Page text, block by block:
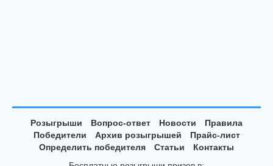
Розыгрыши Вопрос-ответ Новости
Правила
Победители
Архив розыгрышей
Прайс-лист
Определить победителя
Статьи
Контакты